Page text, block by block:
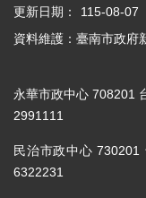
更新日期：
115-08-07
資料維護：臺南市政府
永華市政中心 708201
2991111
民治市政中心
6322231